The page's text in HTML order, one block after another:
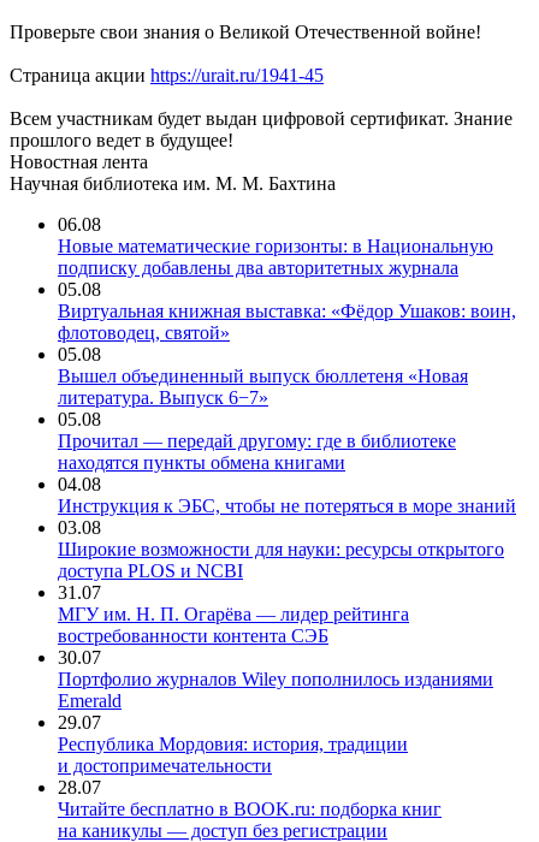
Проверьте свои знания о Великой Отечественной войне!
Страница акции https://urait.ru/1941-45
Всем участникам будет выдан цифровой сертификат. Знание
прошлого ведет в будущее!
Новостная лента
Научная библиотека им. М. М. Бахтина
06.08
Новые математические горизонты: в Национальную
подписку добавлены два авторитетных журнала
05.08
Виртуальная книжная выставка: «Фёдор Ушаков: воин,
флотоводец, святой»
05.08
Вышел объединенный выпуск бюллетеня «Новая
литература. Выпуск 6−7»
05.08
Прочитал — передай другому: где в библиотеке
находятся пункты обмена книгами
04.08
Инструкция к ЭБС, чтобы не потеряться в море знаний
03.08
Широкие возможности для науки: ресурсы открытого
доступа PLOS и NCBI
31.07
МГУ им. Н. П. Огарёва — лидер рейтинга
востребованности контента СЭБ
30.07
Портфолио журналов Wiley пополнилось изданиями
Emerald
29.07
Республика Мордовия: история, традиции
и достопримечательности
28.07
Читайте бесплатно в BOOK.ru: подборка книг
на каникулы — доступ без регистрации